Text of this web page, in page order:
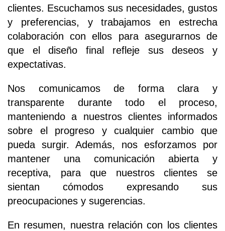
clientes. Escuchamos sus necesidades, gustos
y preferencias, y trabajamos en estrecha
colaboración con ellos para asegurarnos de
que el diseño final refleje sus deseos y
expectativas.
Nos comunicamos de forma clara y
transparente durante todo el proceso,
manteniendo a nuestros clientes informados
sobre el progreso y cualquier cambio que
pueda surgir. Además, nos esforzamos por
mantener una comunicación abierta y
receptiva, para que nuestros clientes se
sientan cómodos expresando sus
preocupaciones y sugerencias.
En resumen, nuestra relación con los clientes